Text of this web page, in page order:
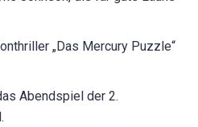
„Das Mercury Puzzle“
Abendspiel der 2.